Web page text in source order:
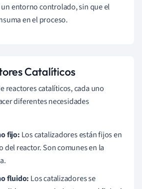
entorno controlado, sin que el
en el proceso.
Catalíticos
reactores catalíticos, cada uno
diferentes necesidades
fijo: Los catalizadores están fijos en
del reactor. Son comunes en la
fluido: Los catalizadores se